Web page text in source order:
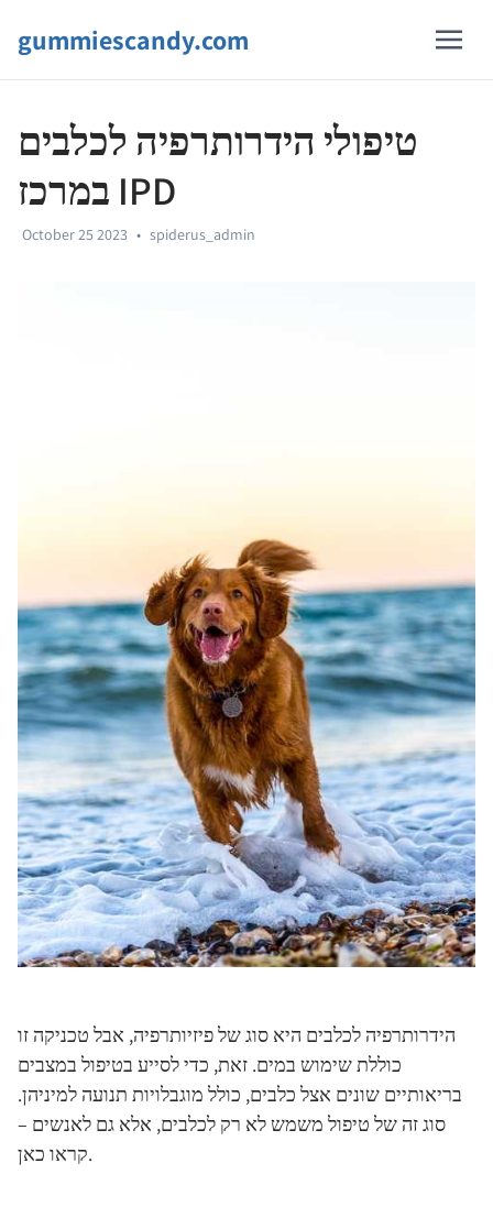
gummiescandy.com
טיפולי הידרותרפיה לכלבים
במרכז IPD
October 25 2023 • spiderus_admin
הידרותרפיה לכלבים היא סוג של פיזיותרפיה, אבל טכניקה זו
כוללת שימוש במים. זאת, כדי לסייע בטיפול במצבים
בריאותיים שונים אצל כלבים, כולל מוגבלויות תנועה למיניהן.
סוג זה של טיפול משמש לא רק לכלבים, אלא גם לאנשים –
קראו כאן.